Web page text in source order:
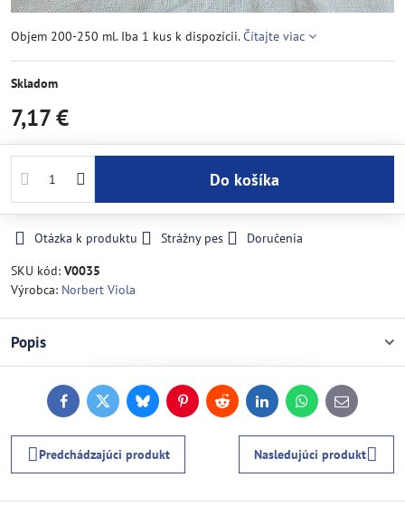
Objem 200-250 ml. Iba 1 kus k dispozícii.Čítajte viac
Skladom
7,17 €
Do košíka
Otázka k produktu Strážny pes
Doručenia
SKU kód: V0035
Výrobca: Norbert Viola
Popis
FacebookTwitterBlueskyPinterestReddit LinkedInWhatsApp
E-
mail
Predchádzajúci produkt Nasledujúci produkt